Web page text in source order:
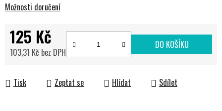
Možnosti doručení
125 Kč
103,31 Kč bez DPH
DO KOŠÍKU
Tisk Zeptat se Hlídat Sdílet